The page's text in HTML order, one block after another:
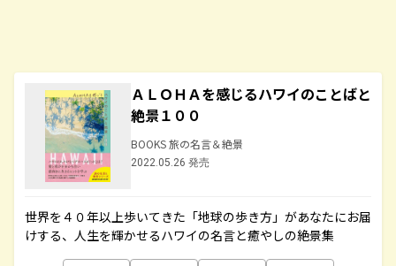
ＡＬＯＨＡを感じるハワイのことばと
絶景１００
BOOKS 旅の名言＆絶景
2022.05.26 発売
世界を４０年以上歩いてきた「地球の歩き方」があなたにお届
けする、人生を輝かせるハワイの名言と癒やしの絶景集